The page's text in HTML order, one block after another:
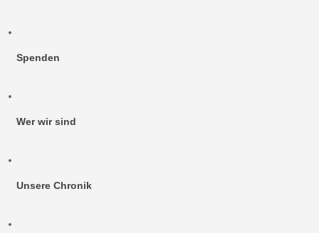
Spenden
Wer wir sind
Unsere Chronik